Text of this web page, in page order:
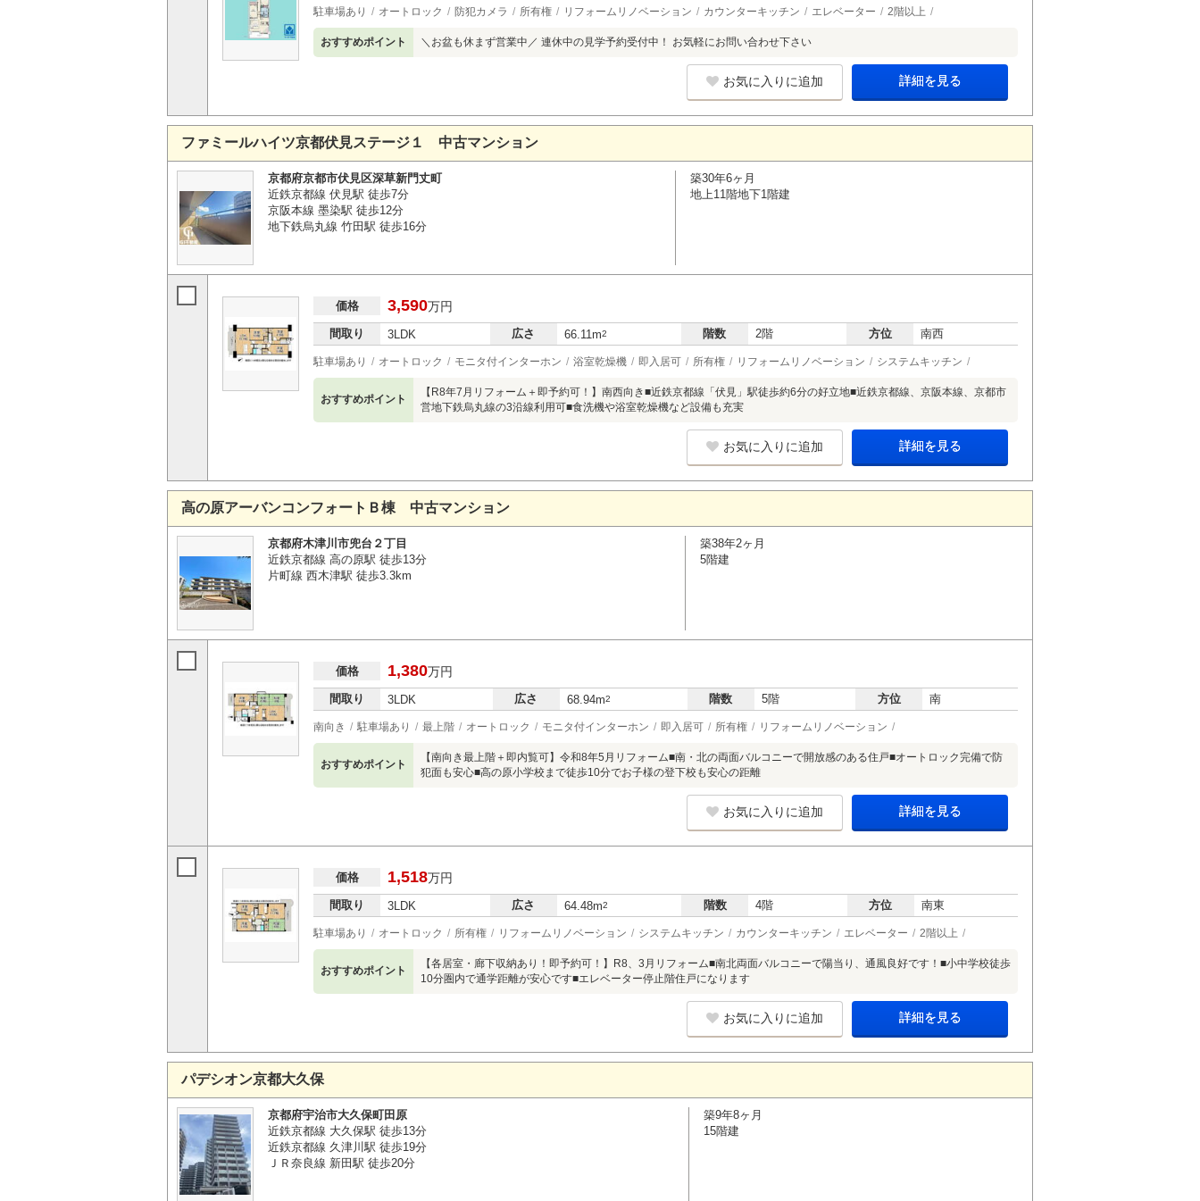
駐車場あり オートロック 防犯カメラ 所有権 リフォームリノベーション カウンターキッチン エレベーター 2階以上
おすすめポイント ＼お盆も休まず営業中／ 連休中の見学予約受付中！ お気軽にお問い合わせ下さい
お気に入りに追加 詳細を見る
ファミールハイツ京都伏見ステージ１ 中古マンション
京都府京都市伏見区深草新門丈町
近鉄京都線 伏見駅 徒歩7分
京阪本線 墨染駅 徒歩12分
地下鉄烏丸線 竹田駅 徒歩16分
築30年6ヶ月
地上11階地下1階建
価格 3,590万円
間取り 3LDK 広さ 66.11m2 階数 2階 方位 南西
駐車場あり オートロック モニタ付インターホン 浴室乾燥機 即入居可 所有権 リフォームリノベーション システムキッチン
おすすめポイント
【R8年7月リフォーム＋即予約可！】南西向き■近鉄京都線「伏見」駅徒歩約6分の好立地■近鉄京都線、京阪本線、京都市
営地下鉄烏丸線の3沿線利用可■食洗機や浴室乾燥機など設備も充実
お気に入りに追加 詳細を見る
高の原アーバンコンフォートＢ棟 中古マンション
京都府木津川市兜台２丁目
近鉄京都線 高の原駅 徒歩13分
片町線 西木津駅 徒歩3.3km
築38年2ヶ月
5階建
価格 1,380万円
間取り 3LDK 広さ 68.94m2 階数 5階 方位 南
南向き 駐車場あり 最上階 オートロック モニタ付インターホン 即入居可 所有権 リフォームリノベーション
おすすめポイント
【南向き最上階＋即内覧可】令和8年5月リフォーム■南・北の両面バルコニーで開放感のある住戸■オートロック完備で防
犯面も安心■高の原小学校まで徒歩10分でお子様の登下校も安心の距離
お気に入りに追加 詳細を見る
価格 1,518万円
間取り 3LDK 広さ 64.48m2 階数 4階 方位 南東
駐車場あり オートロック 所有権 リフォームリノベーション システムキッチン カウンターキッチン エレベーター 2階以上
おすすめポイント
【各居室・廊下収納あり！即予約可！】R8、3月リフォーム■南北両面バルコニーで陽当り、通風良好です！■小中学校徒歩
10分圏内で通学距離が安心です■エレベーター停止階住戸になります
お気に入りに追加 詳細を見る
パデシオン京都大久保
京都府宇治市大久保町田原
近鉄京都線 大久保駅 徒歩13分
近鉄京都線 久津川駅 徒歩19分
ＪＲ奈良線 新田駅 徒歩20分
築9年8ヶ月
15階建